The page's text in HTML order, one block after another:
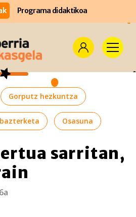
Programa didaktikoa
Gorputz hezkuntza
Osasuna
sarritan,